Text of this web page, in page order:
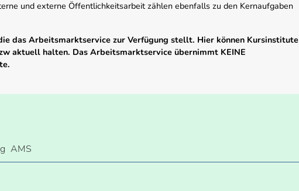
und externe Öffentlichkeitsarbeit zählen ebenfalls zu den Kernaufgaben
das Arbeitsmarktservice zur Verfügung stellt. Hier können Kursinstitute
aktuell halten. Das Arbeitsmarktservice übernimmt KEINE
AMS